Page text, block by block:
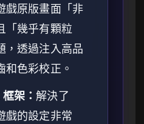
戲原版畫面「非
「幾乎有顆粒
，透過注入高品
和色彩校正。
架：解決了
戲的設定非常